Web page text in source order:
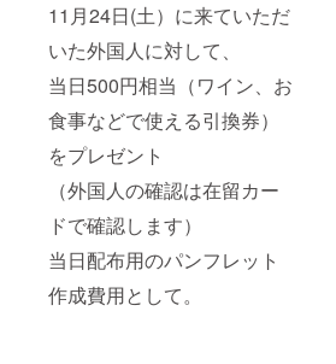
11月24日(土）に来ていただ
いた外国人に対して、
当日500円相当（ワイン、お
食事などで使える引換券）
をプレゼント
（外国人の確認は在留カー
ドで確認します）
当日配布用のパンフレット
作成費用として。